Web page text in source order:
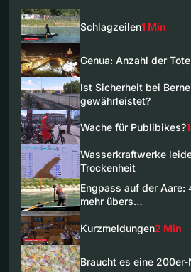
Schlagzeilen1 Min
Genua: Anzahl der
Ist Sicherheit bei
gewährleistet?
Wache für Publibikes?
Wasserkraftwerke
Trockenheit
Engpass auf der Aare:
mehr übers…
Kurzmeldungen2 Min
Braucht es eine 200er-